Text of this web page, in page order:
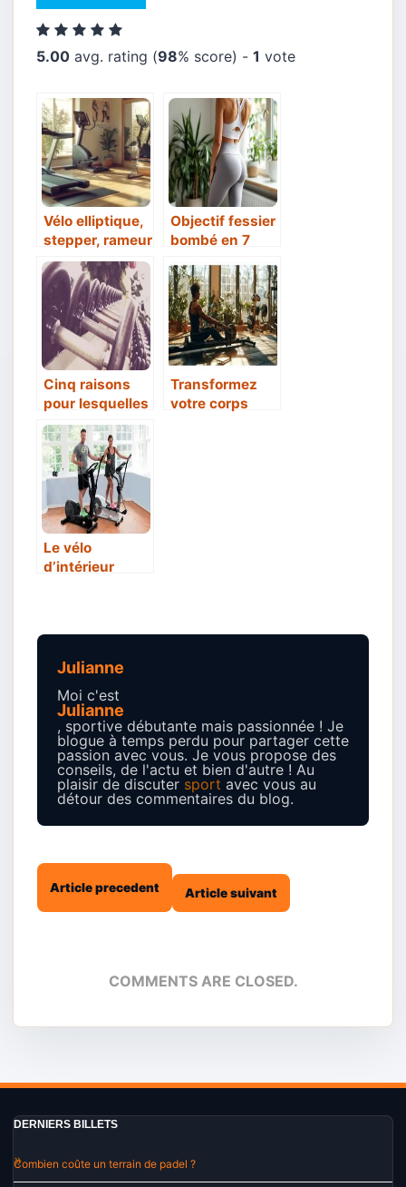
5.00 avg. rating (98% score) -1 vote
Vélo elliptique,
stepper, rameur
: Quel appareil
pour quelle
utilisation ?
Objectif fessier
bombé en 7
astuces
bluffantes
(sans squat ni
salle de sport)
Cinq raisons
pour lesquelles
on devrait
acheter un
traqueur de
forme physique
Transformez
votre corps
Le vélo
d’intérieur
Julianne
Moi c'est
Julianne
, sportive débutante mais passionnée ! Je
blogue à temps perdu pour partager cette
passion avec vous. Je vous propose des
conseils, de l'actu et bien d'autre ! Au
plaisir de discuter sport avec vous au
détour des commentaires du blog.
Article precedent Article suivant
COMMENTS ARE CLOSED.
DERNIERS BILLETS
Combien coûte un terrain de padel ?